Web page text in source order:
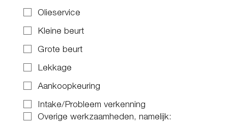
Olieservice
Kleine beurt
Grote beurt
Lekkage
Aankoopkeuring
Intake/Probleem verkenning
Overige werkzaamheden, namelijk: